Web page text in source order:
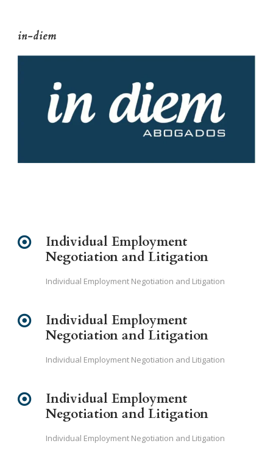
in-diem
Individual Employment
Negotiation and Litigation
Individual Employment Negotiation and Litigation
Individual Employment
Negotiation and Litigation
Individual Employment Negotiation and Litigation
Individual Employment
Negotiation and Litigation
Individual Employment Negotiation and Litigation